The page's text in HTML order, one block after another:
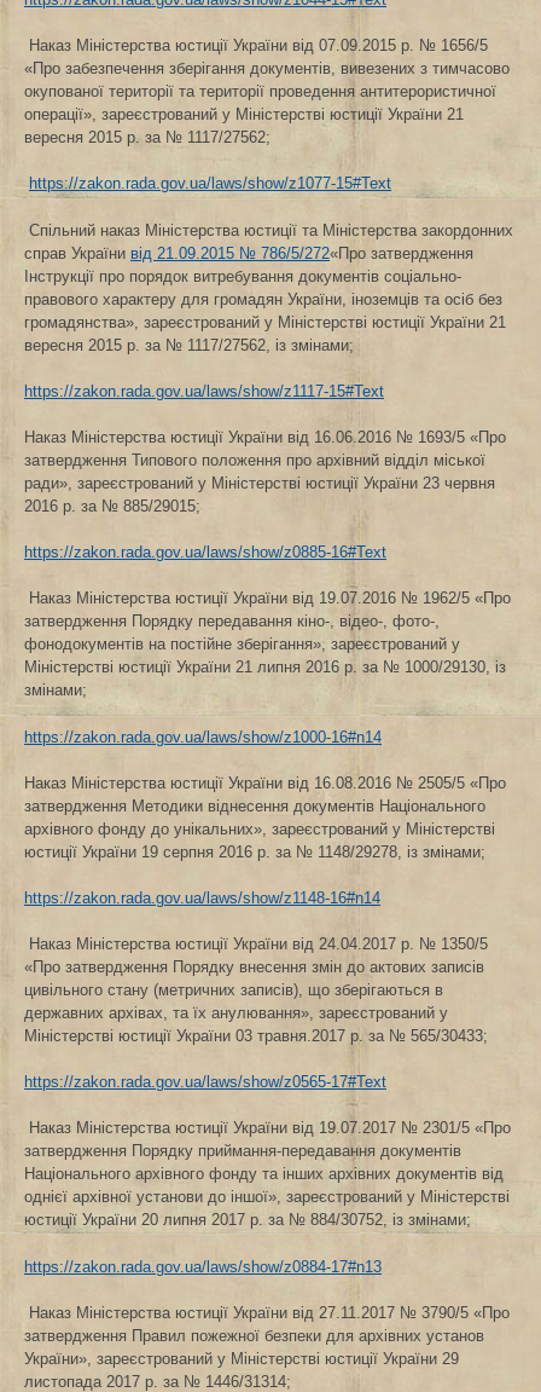
Наказ Міністерства юстиції України від 07.09.2015 р. № 1656/5
«Про забезпечення зберігання документів, вивезених з тимчасово
окупованої території та території проведення антитерористичної
операції», зареєстрований у Міністерстві юстиції України 21
вересня 2015 р. за № 1117/27562;
https://zakon.rada.gov.ua/laws/show/z1077-15#Text
Спільний наказ Міністерства юстиції та Міністерства закордонних
справ України від 21.09.2015 № 786/5/272«Про затвердження
Інструкції про порядок витребування документів соціально-
правового характеру для громадян України, іноземців та осіб без
громадянства», зареєстрований у Міністерстві юстиції України 21
вересня 2015 р. за № 1117/27562, із змінами;
https://zakon.rada.gov.ua/laws/show/z1117-15#Text
Наказ Міністерства юстиції України від 16.06.2016 № 1693/5 «Про
затвердження Типового положення про архівний відділ міської
ради», зареєстрований у Міністерстві юстиції України 23 червня
2016 р. за № 885/29015;
https://zakon.rada.gov.ua/laws/show/z0885-16#Text
Наказ Міністерства юстиції України від 19.07.2016 № 1962/5 «Про
затвердження Порядку передавання кіно-, відео-, фото-,
фонодокументів на постійне зберігання», зареєстрований у
Міністерстві юстиції України 21 липня 2016 р. за № 1000/29130, із
змінами;
https://zakon.rada.gov.ua/laws/show/z1000-16#n14
Наказ Міністерства юстиції України від 16.08.2016 № 2505/5 «Про
затвердження Методики віднесення документів Національного
архівного фонду до унікальних», зареєстрований у Міністерстві
юстиції України 19 серпня 2016 р. за № 1148/29278, із змінами;
https://zakon.rada.gov.ua/laws/show/z1148-16#n14
Наказ Міністерства юстиції України від 24.04.2017 р. № 1350/5
«Про затвердження Порядку внесення змін до актових записів
цивільного стану (метричних записів), що зберігаються в
державних архівах, та їх анулювання», зареєстрований у
Міністерстві юстиції України 03 травня.2017 р. за № 565/30433;
https://zakon.rada.gov.ua/laws/show/z0565-17#Text
Наказ Міністерства юстиції України від 19.07.2017 № 2301/5 «Про
затвердження Порядку приймання-передавання документів
Національного архівного фонду та інших архівних документів від
однієї архівної установи до іншої», зареєстрований у Міністерстві
юстиції України 20 липня 2017 р. за № 884/30752, із змінами;
https://zakon.rada.gov.ua/laws/show/z0884-17#n13
Наказ Міністерства юстиції України від 27.11.2017 № 3790/5 «Про
затвердження Правил пожежної безпеки для архівних установ
України», зареєстрований у Міністерстві юстиції України 29
листопада 2017 р. за № 1446/31314;